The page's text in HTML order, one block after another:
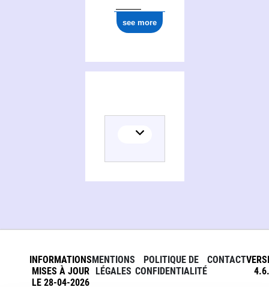
see more
INFORMATIONS
MISES À JOUR
LE 28-04-2026
MENTIONS
LÉGALES
POLITIQUE DE
CONFIDENTIALITÉ
CONTACT